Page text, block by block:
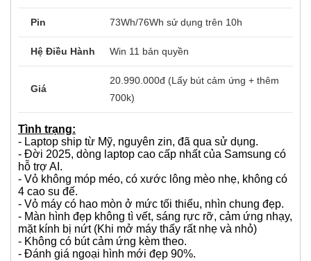
Pin 73Wh/76Wh sử dụng trên 10h
Hệ Điều Hành Win 11 bản quyền
Giá
20.990.000đ (Lấy bút cảm ứng + thêm
700k)
Tình trạng:
- Laptop ship từ Mỹ, nguyên zin, đã qua sử dụng.
- Đời 2025, dòng laptop cao cấp nhất của Samsung có
hỗ trợ AI.
- Vỏ không móp méo, có xước lông mèo nhẹ, không có
4 cao su đế.
- Vỏ máy có hao mòn ở mức tối thiểu, nhìn chung đẹp.
- Màn hình đẹp không tì vết, sáng rực rỡ, cảm ứng nhạy,
mặt kính bị nứt (Khi mở máy thấy rất nhẹ và nhỏ)
- Không có bút cảm ứng kèm theo.
- Đánh giá ngoại hình mới đẹp 90%.